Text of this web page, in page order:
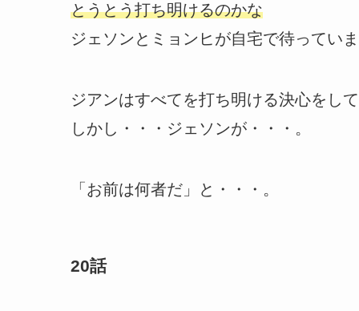
とうとう打ち明けるのかな
ジェソンとミョンヒが自宅で待ってい
ジアンはすべてを打ち明ける決心をし
しかし・・・ジェソンが・・・。
「お前は何者だ」と・・・。
20話